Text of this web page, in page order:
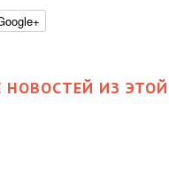
НОВОСТЕЙ ИЗ